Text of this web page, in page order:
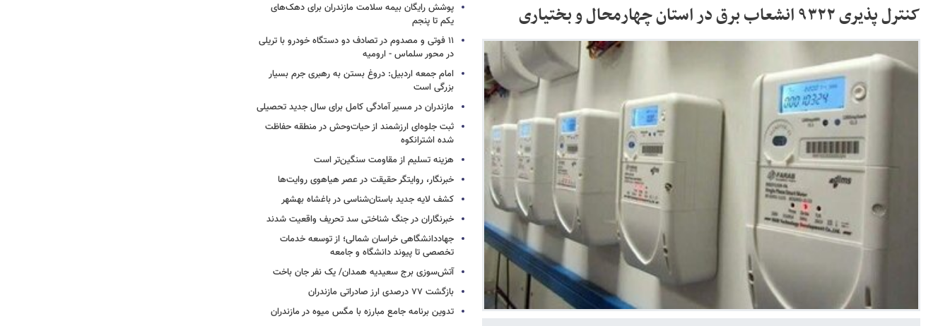
کنترل پذیری ۹۳۲۲ انشعاب برق در استان چهارمحال و بختیاری
پوشش رایگان بیمه سلامت مازندران برای دهک‌های
یکم تا پنجم
۱۱ فوتی و مصدوم در تصادف دو دستگاه خودرو با تریلی
در محور سلماس - ارومیه
امام جمعه اردبیل: دروغ بستن به رهبری جرم بسیار
بزرگی است
مازندران در مسیر آمادگی کامل برای سال جدید تحصیلی
ثبت جلوه‌ای ارزشمند از حیات‌وحش در منطقه حفاظت
شده اشترانکوه
هزینه تسلیم از مقاومت سنگین‌تر است
خبرنگار، روایتگر حقیقت در عصر هیاهوی روایت‌ها
کشف لایه جدید باستان‌شناسی در باغشاه بهشهر
خبرنگاران در جنگ شناختی سد تحریف واقعیت شدند
جهاددانشگاهی خراسان شمالی؛ از توسعه خدمات
تخصصی تا پیوند دانشگاه و جامعه
آتش‌سوزی برج سعیدیه همدان/ یک نفر جان باخت
بازگشت ۷۷ درصدی ارز صادراتی مازندران
تدوین برنامه جامع مبارزه با مگس میوه در مازندران